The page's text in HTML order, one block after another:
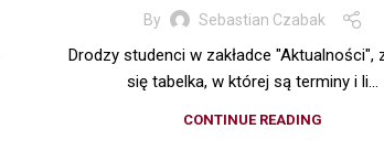
By Sebastian Czabak
Drodzy studenci w zakładce "Aktualności",
się tabelka, w której są terminy i li...
CONTINUE READING